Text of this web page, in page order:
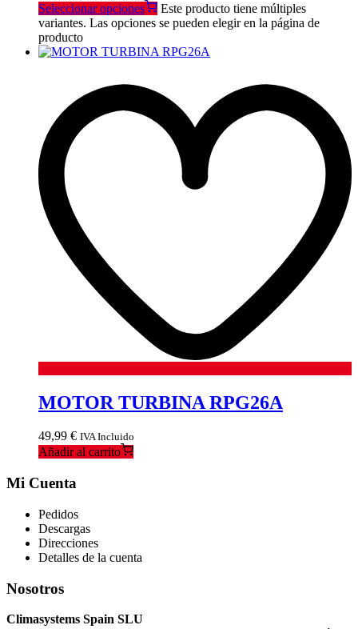
Seleccionar opciones
Este producto tiene múltiples
variantes. Las opciones se pueden elegir en la página de
producto
MOTOR TURBINA RPG26A
49,99 € IVA Incluido
Añadir al carrito
Mi Cuenta
Pedidos
Descargas
Direcciones
Detalles de la cuenta
Nosotros
Climasystems Spain SLU